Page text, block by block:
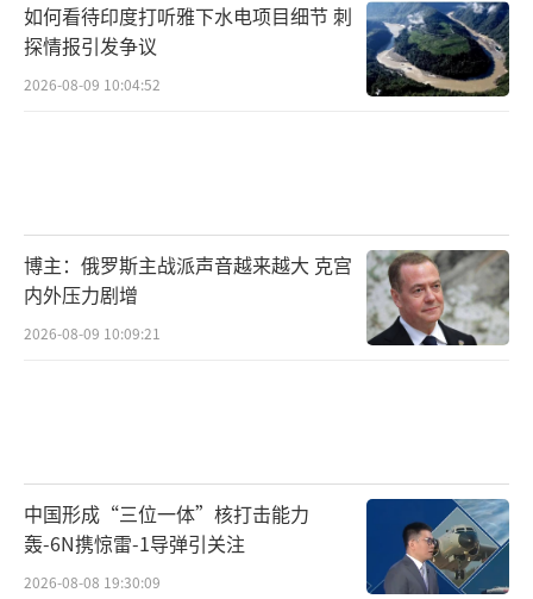
如何看待印度打听雅下水电项目细节 刺
探情报引发争议
2026-08-09 10:04:52
博主：俄罗斯主战派声音越来越大 克宫
内外压力剧增
2026-08-09 10:09:21
中国形成“三位一体”核打击能力
轰-6N携惊雷-1导弹引关注
2026-08-08 19:30:09